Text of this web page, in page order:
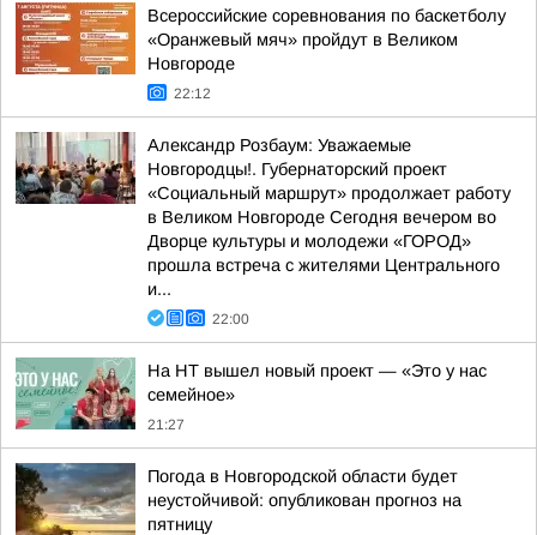
Всероссийские соревнования по баскетболу
«Оранжевый мяч» пройдут в Великом
Новгороде
22:12
Александр Розбаум: Уважаемые
Новгородцы!. Губернаторский проект
«Социальный маршрут» продолжает работу
в Великом Новгороде Сегодня вечером во
Дворце культуры и молодежи «ГОРОД»
прошла встреча с жителями Центрального
и...
22:00
На НТ вышел новый проект — «Это у нас
семейное»
21:27
Погода в Новгородской области будет
неустойчивой: опубликован прогноз на
пятницу